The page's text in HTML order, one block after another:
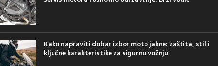
Kako napraviti dobar izbor moto jakne: zaštita, stil i
ključne karakteristike za sigurnu vožnju